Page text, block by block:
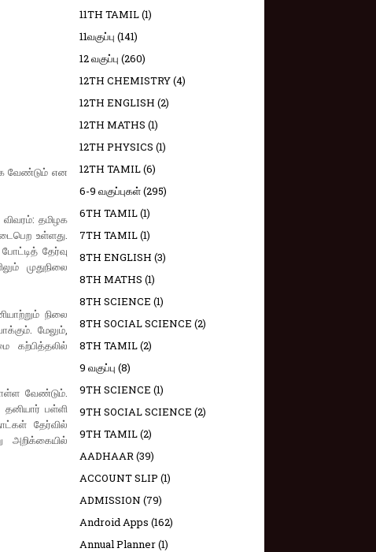
வேண்டும் என
தமிழக
உள்ளது.
தேர்வு
முதுநிலை
நிலை
மேலும்,
கற்பித்தலில்
வேண்டும்.
பள்ளி
தேர்வில்
அறிக்கையில்
11TH TAMIL(1)
11வகுப்பு (141)
12 வகுப்பு (260)
12TH CHEMISTRY(4)
12TH ENGLISH (2)
12TH MATHS (1)
12TH PHYSICS (1)
12TH TAMIL(6)
6-9 வகுப்புகள்(295)
6TH TAMIL(1)
7TH TAMIL(1)
8TH ENGLISH (3)
8TH MATHS (1)
8TH SCIENCE (1)
8TH SOCIAL SCIENCE (2)
8TH TAMIL(2)
9 வகுப்பு (8)
9TH SCIENCE (1)
9TH SOCIAL SCIENCE (2)
9TH TAMIL(2)
AADHAAR(39)
ACCOUNT SLIP (1)
ADMISSION (79)
Android Apps (162)
Annual Planner(1)